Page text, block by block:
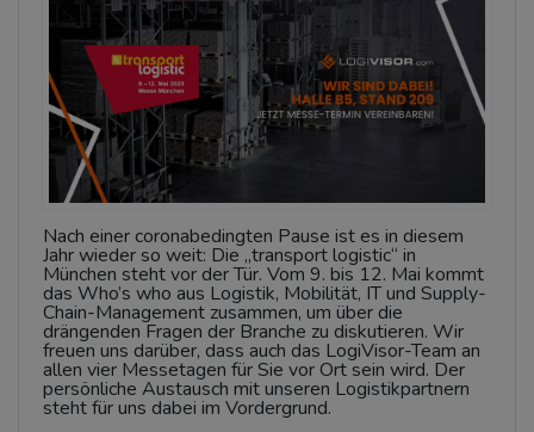
Nach einer coronabedingten Pause ist es in diesem
Jahr wieder so weit: Die „transport logistic“ in
München steht vor der Tür. Vom 9. bis 12. Mai kommt
das Who’s who aus Logistik, Mobilität, IT und Supply-
Chain-Management zusammen, um über die
drängenden Fragen der Branche zu diskutieren. Wir
freuen uns darüber, dass auch das LogiVisor-Team an
allen vier Messetagen für Sie vor Ort sein wird. Der
persönliche Austausch mit unseren Logistikpartnern
steht für uns dabei im Vordergrund.